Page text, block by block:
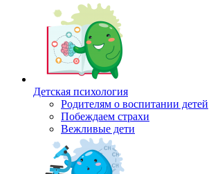
Детская психология
Родителям о воспитании детей
Побеждаем страхи
Вежливые дети